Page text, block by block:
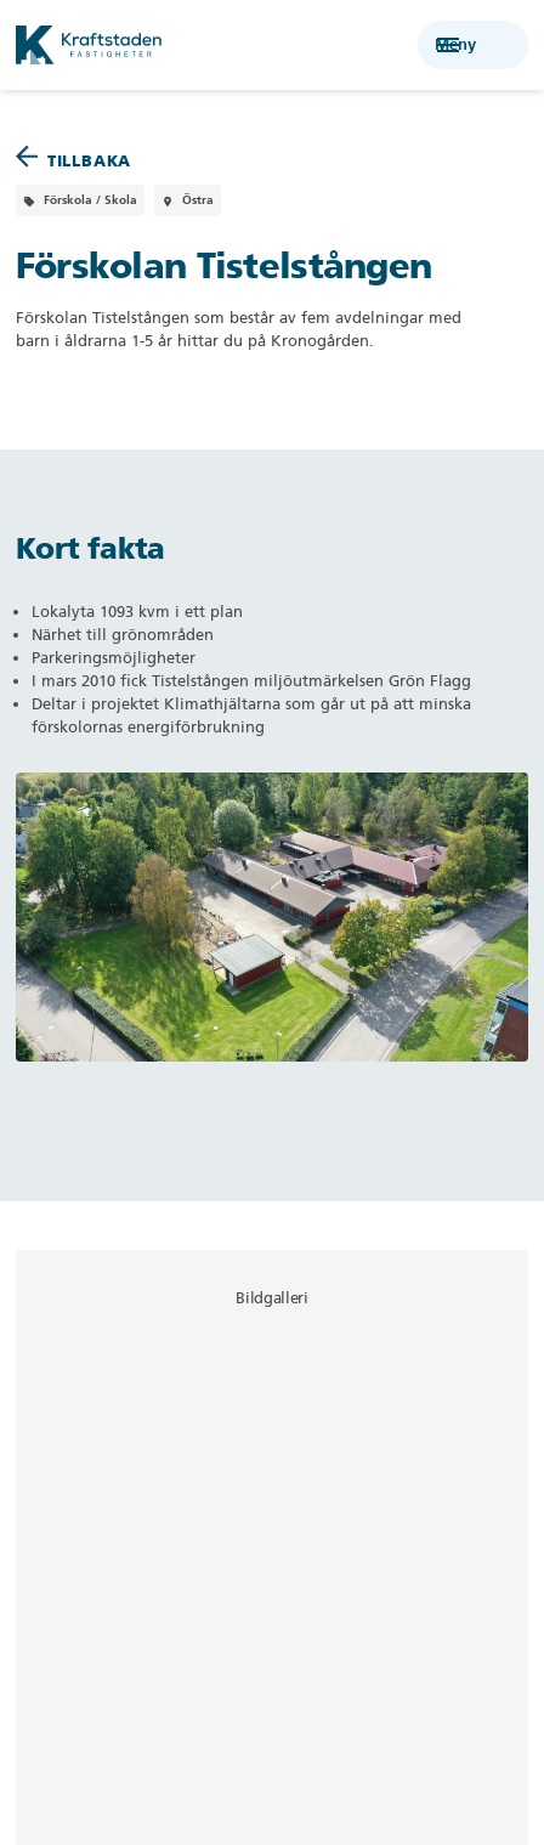
menu
Meny
TILLBAKA
local_offer Förskola / Skola room Östra
Förskolan Tistelstången
Förskolan Tistelstången som består av fem avdelningar med
barn i åldrarna 1-5 år hittar du på Kronogården.
Kort fakta
Lokalyta 1093 kvm i ett plan
Närhet till grönområden
Parkeringsmöjligheter
I mars 2010 fick Tistelstången miljöutmärkelsen Grön Flagg
Deltar i projektet Klimathjältarna som går ut på att minska
förskolornas energiförbrukning
Bildgalleri